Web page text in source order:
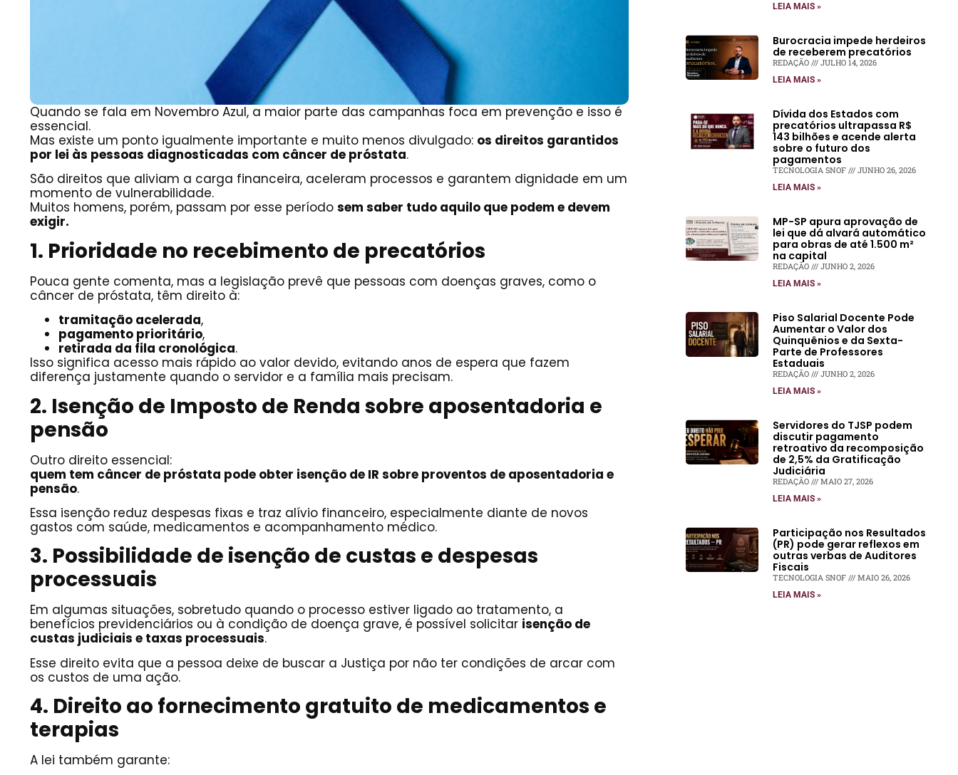
Quando se fala em Novembro Azul, a maior parte das campanhas foca em prevenção e isso é
essencial.
Mas existe um ponto igualmente importante e muito menos divulgado: os direitos garantidos
por lei às pessoas diagnosticadas com câncer de próstata.
São direitos que aliviam a carga financeira, aceleram processos e garantem dignidade em um
momento de vulnerabilidade.
Muitos homens, porém, passam por esse período sem saber tudo aquilo que podem e devem
exigir.
1. Prioridade no recebimento de precatórios
Pouca gente comenta, mas a legislação prevê que pessoas com doenças graves, como o
câncer de próstata, têm direito à:
tramitação acelerada,
pagamento prioritário,
retirada da fila cronológica.
Isso significa acesso mais rápido ao valor devido, evitando anos de espera que fazem
diferença justamente quando o servidor e a família mais precisam.
2. Isenção de Imposto de Renda sobre aposentadoria e
pensão
Outro direito essencial:
quem tem câncer de próstata pode obter isenção de IR sobre proventos de aposentadoria e
pensão.
Essa isenção reduz despesas fixas e traz alívio financeiro, especialmente diante de novos
gastos com saúde, medicamentos e acompanhamento médico.
3. Possibilidade de isenção de custas e despesas
processuais
Em algumas situações, sobretudo quando o processo estiver ligado ao tratamento, a
benefícios previdenciários ou à condição de doença grave, é possível solicitar isenção de
custas judiciais e taxas processuais.
Esse direito evita que a pessoa deixe de buscar a Justiça por não ter condições de arcar com
os custos de uma ação.
4. Direito ao fornecimento gratuito de medicamentos e
terapias
A lei também garante:
LEIA MAIS »
Burocracia impede herdeiros
de receberem precatórios
REDAÇÃO JULHO 14, 2026
LEIA MAIS »
Dívida dos Estados com
precatórios ultrapassa R$
143 bilhões e acende alerta
sobre o futuro dos
pagamentos
TECNOLOGIA SNOF JUNHO 26, 2026
LEIA MAIS »
MP-SP apura aprovação de
lei que dá alvará automático
para obras de até 1.500 m²
na capital
REDAÇÃO JUNHO 2, 2026
LEIA MAIS »
Piso Salarial Docente Pode
Aumentar o Valor dos
Quinquênios e da Sexta-
Parte de Professores
Estaduais
REDAÇÃO JUNHO 2, 2026
LEIA MAIS »
Servidores do TJSP podem
discutir pagamento
retroativo da recomposição
de 2,5% da Gratificação
Judiciária
REDAÇÃO MAIO 27, 2026
LEIA MAIS »
Participação nos Resultados
(PR) pode gerar reflexos em
outras verbas de Auditores
Fiscais
TECNOLOGIA SNOF MAIO 26, 2026
LEIA MAIS »